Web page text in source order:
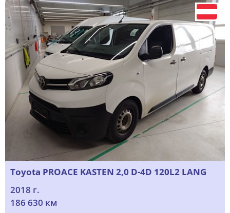
Toyota PROACE KASTEN 2,0 D-4D 120L2 LANG
2018 г.
186 630 км